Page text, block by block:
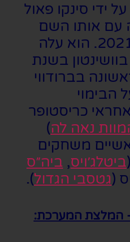
ידי סינקו פאול
אותו השם
שיצאה בשנת 2021. הוא עלה
בשנת
לראשונה בברודווי
על הבימוי
אחראי כריסטופר
נאה לה)
משחקים
ביטלג׳ויס, ביה״ס
(גטסבי הגדול).
המלצת המערכת: